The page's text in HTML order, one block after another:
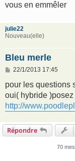
vous en emmêler
julie22
Nouveau(elle)
Bleu merle
M
s
a
g
e
22/1/2013 17:45
pour les questions
oui( hybride
http://
Répondre
70